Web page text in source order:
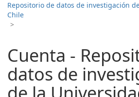
Repositorio de datos de investigación
Chile
>
Cuenta -
datos de